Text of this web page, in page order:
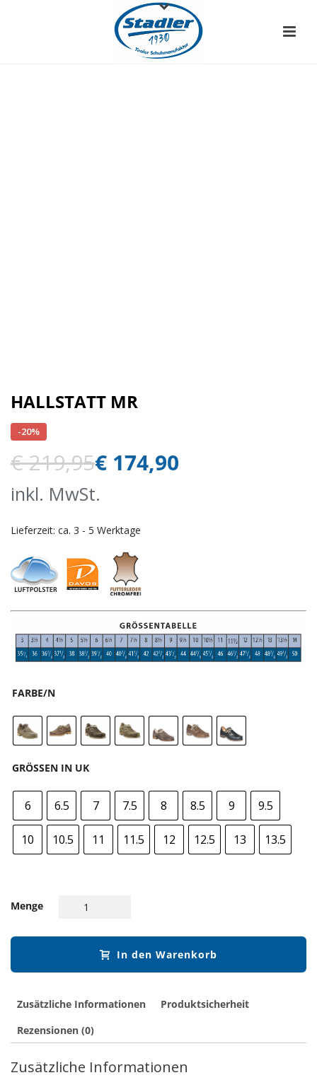
HALLSTATT MR
-20%
€219,95€ 174,90
inkl. MwSt.
Lieferzeit: ca. 3 - 5 Werktage
FARBE/N
GRÖSSEN IN UK
6 6.5 7 7.5 8 8.5 9 9.5
10 10.5 11 11.5 12 12.5 13 13.5
Menge
In den Warenkorb
Zusätzliche Informationen
Produktsicherheit
Rezensionen (0)
Zusätzliche Informationen